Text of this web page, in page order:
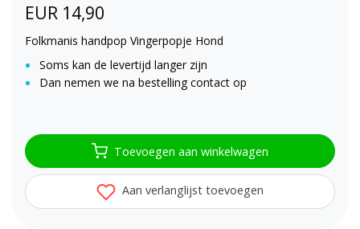
EUR 14,90
Folkmanis handpop Vingerpopje Hond
Soms kan de levertijd langer zijn
Dan nemen we na bestelling contact op
Toevoegen aan winkelwagen
Aan verlanglijst toevoegen